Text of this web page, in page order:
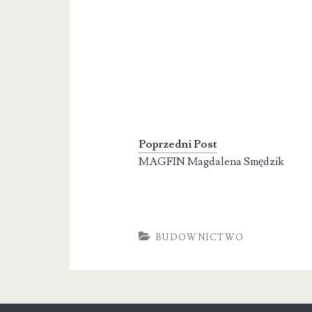
Poprzedni Post
MAGFIN Magdalena Smędzik
BUDOWNICTWO